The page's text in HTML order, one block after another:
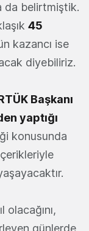
da belirtmiştik.
45
kazancı ise
diyebiliriz.
Başkanı
yaptığı
konusunda
olacağını,
günlerde